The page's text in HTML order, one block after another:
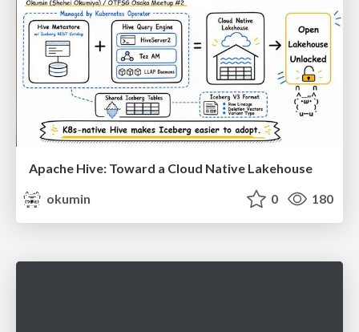
Apache Hive: Toward a Cloud Native Lakehouse
okumin
0 180